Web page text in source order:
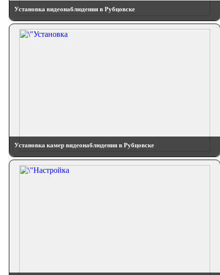
Установка видеонаблюдения в Рубцовске
Установка камер видеонаблюдения в Рубцовске